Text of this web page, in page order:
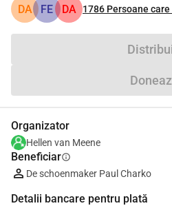
DA FE DA 1786 Persoane
Organizator
Hellen van Meene
Beneficiarinfo
De schoenmaker Paul Charko
Detalii bancare pentru plată